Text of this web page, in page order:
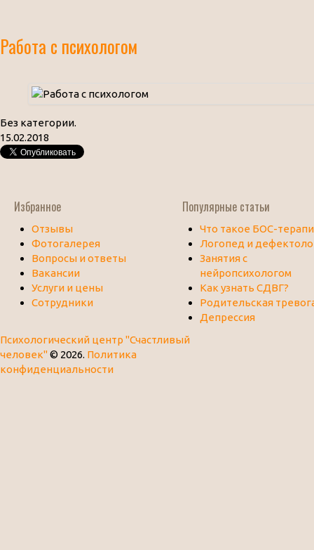
Работа с психологом
Без категории.
15.02.2018
Избранное
Отзывы
Фотогалерея
Вопросы и ответы
Вакансии
Услуги и цены
Сотрудники
Популярные статьи
Что такое БОС-
Логопед и
Занятия с
нейропсихологом
Как узнать СДВГ?
Родительская
Депрессия
Психологический центр "Счастливый
человек"© 2026. Политика
конфиденциальности